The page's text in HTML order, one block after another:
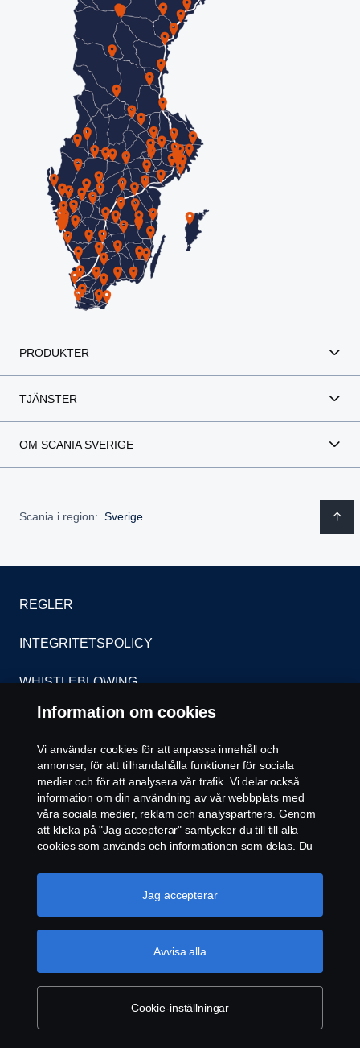
PRODUKTER
TJÄNSTER
OM SCANIA SVERIGE
Scania i region: Sverige
REGLER
INTEGRITETSPOLICY
WHISTLEBLOWING
KONTAKT
ÅTERFÖRSÄLJARE
COOKIE POLICY
COOKIE-INSTÄLLNINGAR
© Copyright Scania 2026. Scania Sverige AB, Box
900, 127 29 Stockholm, Telefon: 010-706 60 00
Information om cookies
Vi använder cookies för att anpassa innehåll och
annonser, för att tillhandahålla funktioner för sociala
medier och för att analysera vår trafik. Vi delar också
information om din användning av vår webbplats med
våra sociala medier, reklam och analyspartners. Genom
att klicka på "Jag accepterar" samtycker du till till alla
cookies som används och informationen som delas. Du
"Cookie-inställningar" och välja de kategorier du vill
acceptera. För en mer detaljerad förklaring av hur vi
Cookie-inställningar
Avvisa alla
Jag accepterar